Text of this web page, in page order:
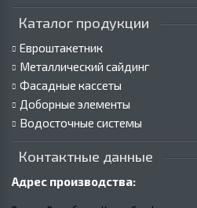
Каталог продукции
Евроштакетник
Металлический сайдинг
Фасадные кассеты
Доборные элементы
Водосточные системы
Контактные данные
Адрес производства: